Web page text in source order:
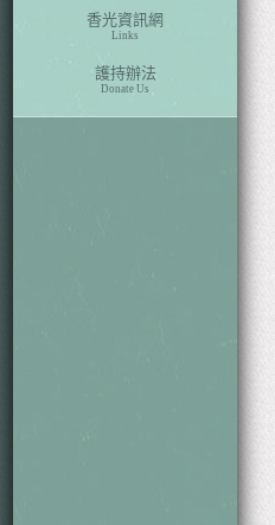
香光資訊網
Links
護持辦法
Donate Us